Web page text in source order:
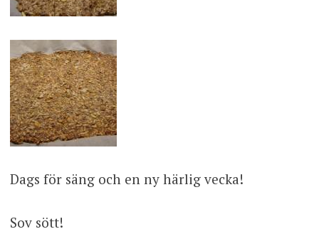
Dags för säng och en ny härlig vecka!
Sov sött!